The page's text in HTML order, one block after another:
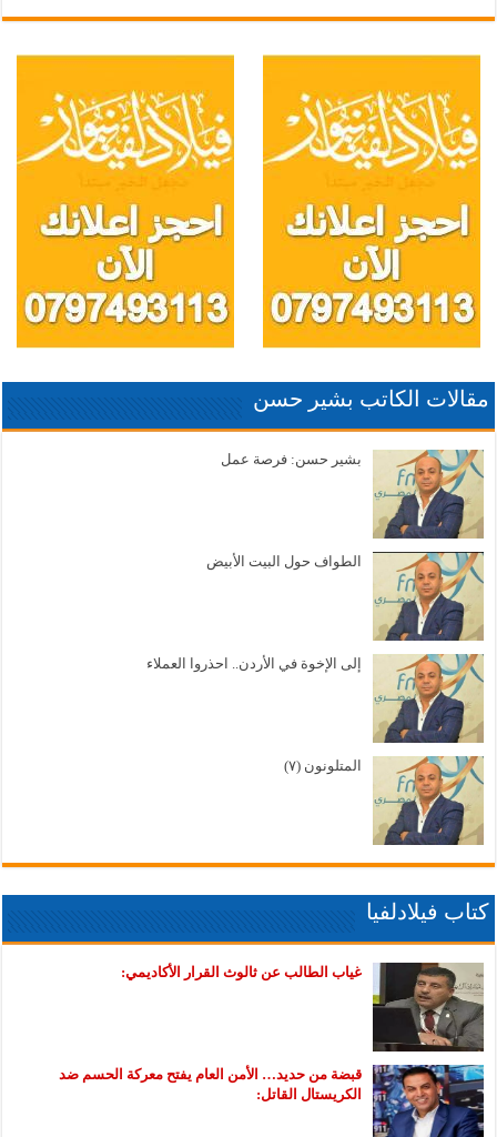
مقالات الكاتب بشير حسن
بشير حسن: فرصة عمل
الطواف حول البيت الأبيض
إلى الإخوة في الأردن.. احذروا العملاء
المتلونون (٧)
كتاب فيلادلفيا
غياب الطالب عن ثالوث القرار الأكاديمي:
قبضة من حديد… الأمن العام يفتح معركة الحسم ضد
الكريستال القاتل: